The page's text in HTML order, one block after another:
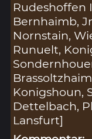
Rudeshoffen
Bernhaimb,
Nornstain,
Runuelt,
Konigshoun,
Dettelbach,
Lansfurt]